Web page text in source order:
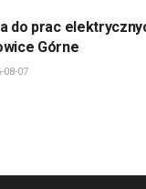
do prac
Górne
08-07